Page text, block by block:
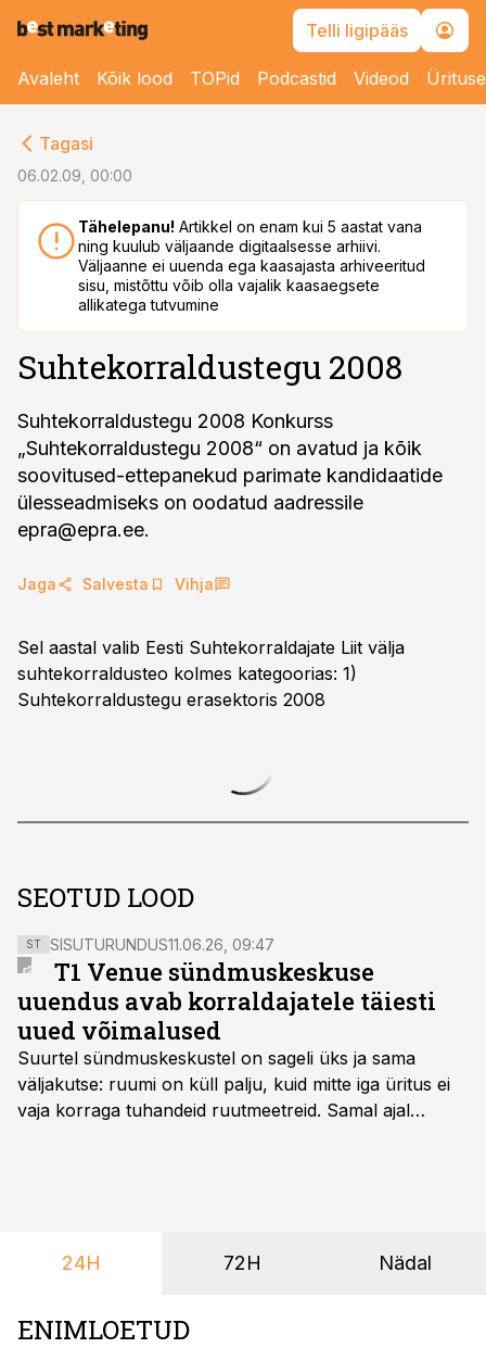
Telli ligipääs
Avaleht Kõik lood TOPid Podcastid Videod
Tagasi
06.02.09, 00:00
Tähelepanu! Artikkel on enam kui 5 aastat vana
ning kuulub väljaande digitaalsesse arhiivi.
Väljaanne ei uuenda ega kaasajasta arhiveeritud
sisu, mistõttu võib olla vajalik kaasaegsete
allikatega tutvumine
Suhtekorraldustegu 2008
Suhtekorraldustegu 2008 Konkurss
„Suhtekorraldustegu 2008“ on avatud ja kõik
soovitused-ettepanekud parimate kandidaatide
ülesseadmiseks on oodatud aadressile
epra@epra.ee.
Jaga Salvesta Vihja
Sel aastal valib Eesti Suhtekorraldajate Liit välja
suhtekorraldusteo kolmes kategoorias: 1)
Suhtekorraldustegu erasektoris 2008
SEOTUD LOOD
ST SISUTURUNDUS11.06.26, 09:47
T1 Venue sündmuskeskuse
uuendus avab korraldajatele täiesti
uued võimalused
Suurtel sündmuskeskustel on sageli üks ja sama
väljakutse: ruumi on küll palju, kuid mitte iga üritus ei
vaja korraga tuhandeid ruutmeetreid. Samal ajal
nendele vajadustele vastanud uuendusega, mis pakub
24H 72H Nädal
ENIMLOETUD